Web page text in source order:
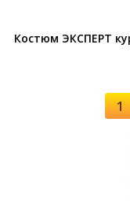
Костюм ЭКСПЕРТ